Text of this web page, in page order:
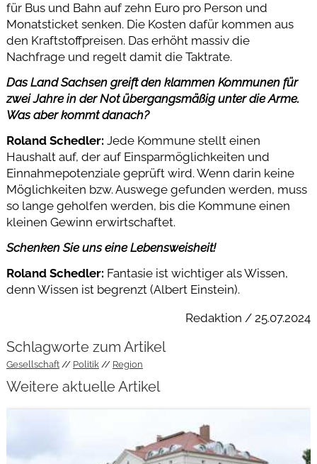
für Bus und Bahn auf zehn Euro pro Person und
Monatsticket senken. Die Kosten dafür kommen aus
den Kraftstoffpreisen. Das erhöht massiv die
Nachfrage und regelt damit die Taktrate.
Das Land Sachsen greift den klammen Kommunen für
zwei Jahre in der Not übergangsmäßig unter die Arme.
Was aber kommt danach?
Roland Schedler: Jede Kommune stellt einen
Haushalt auf, der auf Einsparmöglichkeiten und
Einnahmepotenziale geprüft wird. Wenn darin keine
Möglichkeiten bzw. Auswege gefunden werden, muss
so lange geholfen werden, bis die Kommune einen
kleinen Gewinn erwirtschaftet.
Schenken Sie uns eine Lebensweisheit!
Roland Schedler: Fantasie ist wichtiger als Wissen,
denn Wissen ist begrenzt (Albert Einstein).
Redaktion / 25.07.2024
Schlagworte zum Artikel
Gesellschaft Politik Region
Weitere aktuelle Artikel
weiterlesen